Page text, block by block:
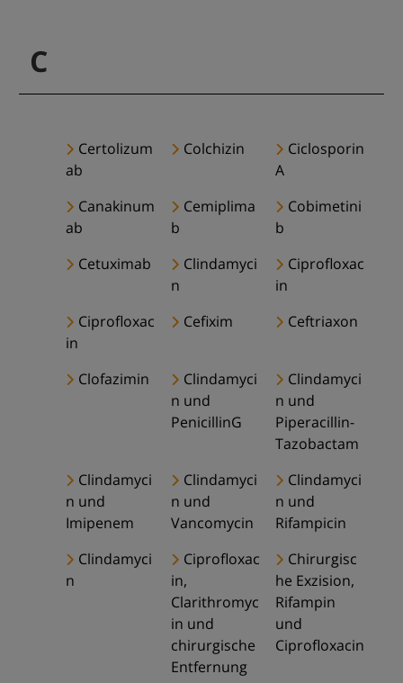
C
Certolizum
ab
Colchizin
Ciclosporin
A
Canakinum
ab
Cemiplima
b
Cobimetini
b
Cetuximab
Clindamyci
n
Ciprofloxac
in
Ciprofloxac
in
Cefixim Ceftriaxon
Clofazimin
Clindamyci
n und
PenicillinG
Clindamyci
n und
Piperacillin-
Tazobactam
Clindamyci
n und
Imipenem
Clindamyci
n und
Vancomycin
Clindamyci
n und
Rifampicin
Clindamyci
n
Ciprofloxac
in,
Clarithromyc
in und
chirurgische
Entfernung
Chirurgisc
he Exzision,
Rifampin
und
Ciprofloxacin